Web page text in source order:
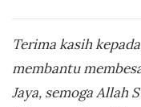
Terima kasih
membantu
Jaya, semoga Allah